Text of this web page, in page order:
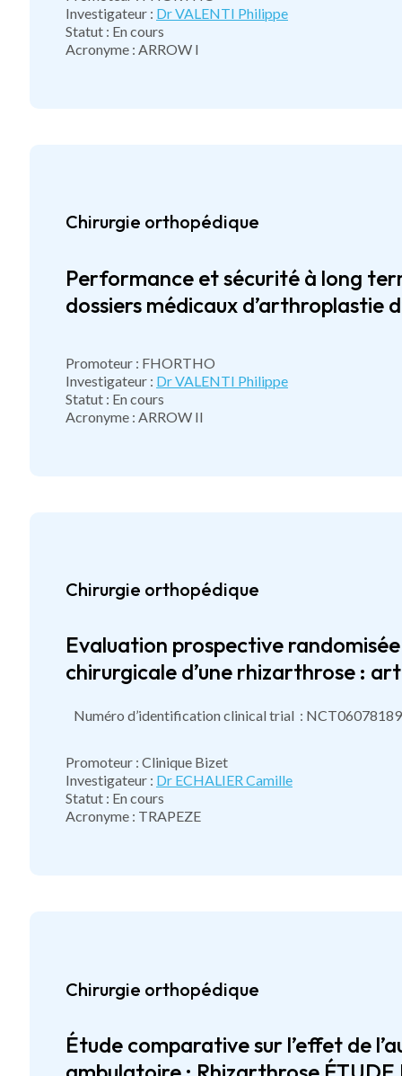
Investigateur : Dr VALENTI Philippe
Statut : En cours
Acronyme : ARROW I
Chirurgie orthopédique
Performance et sécurité à long
dossiers médicaux d’arthroplastie
Promoteur : FHORTHO
Investigateur : Dr VALENTI Philippe
Statut : En cours
Acronyme : ARROW II
Chirurgie orthopédique
Evaluation prospective
chirurgicale d’une rhizarthrose :
Numéro d’identification clinical trial : NCT06078189
Promoteur : Clinique Bizet
Investigateur : Dr ECHALIER Camille
Statut : En cours
Acronyme : TRAPEZE
Chirurgie orthopédique
Étude comparative sur l’effet de